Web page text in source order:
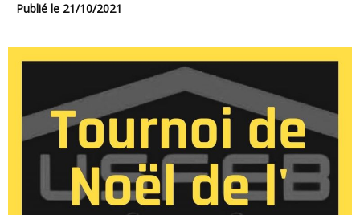
Publié le 21/10/2021